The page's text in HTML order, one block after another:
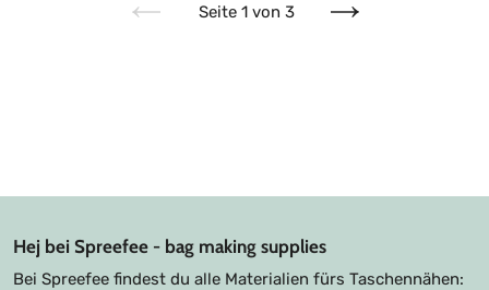
Vorherige
Seite 1 von 3
Nächste
Hej bei Spreefee - bag making supplies
Bei Spreefee findest du alle Materialien fürs Taschennähen: